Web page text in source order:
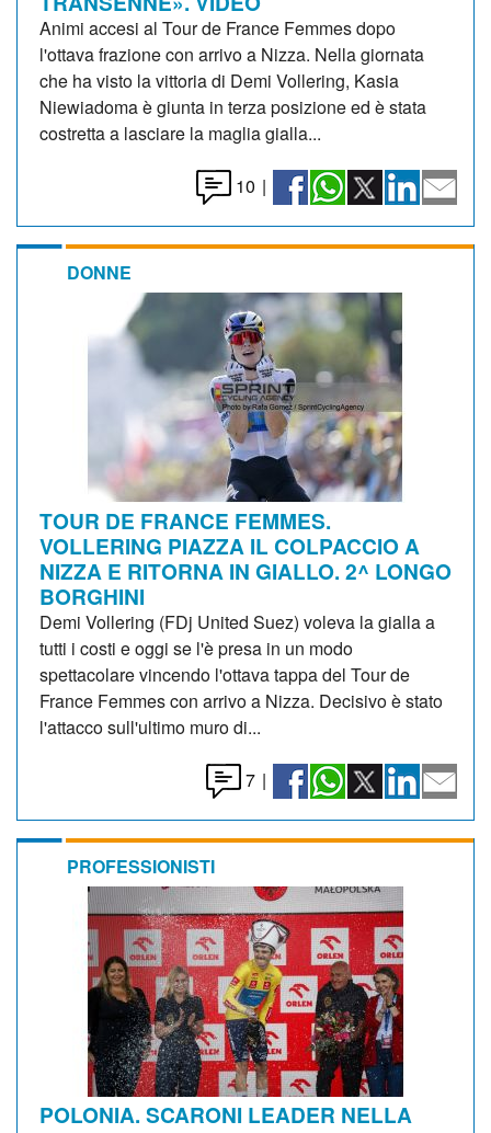
Animi accesi al Tour de France Femmes dopo
l'ottava frazione con arrivo a Nizza. Nella giornata
che ha visto la vittoria di Demi Vollering, Kasia
Niewiadoma è giunta in terza posizione ed è stata
costretta a lasciare la maglia gialla...
10 |
DONNE
TOUR DE FRANCE FEMMES.
VOLLERING PIAZZA IL COLPACCIO A
NIZZA E RITORNA IN GIALLO. 2^ LONGO
BORGHINI
Demi Vollering (FDj United Suez) voleva la gialla a
tutti i costi e oggi se l'è presa in un modo
spettacolare vincendo l'ottava tappa del Tour de
France Femmes con arrivo a Nizza. Decisivo è stato
l'attacco sull'ultimo muro di...
7 |
PROFESSIONISTI
POLONIA. SCARONI LEADER NELLA